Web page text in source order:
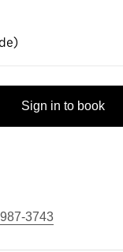
Sign in to book
3743